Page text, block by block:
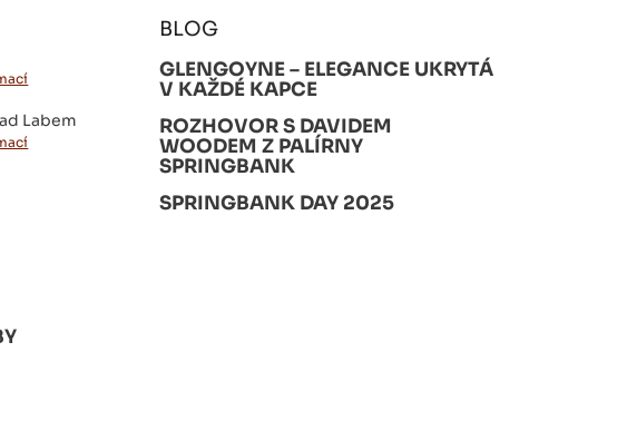
Labem
BLOG
GLENGOYNE – ELEGANCE UKRYTÁ
V KAŽDÉ KAPCE
ROZHOVOR S DAVIDEM
WOODEM Z PALÍRNY
SPRINGBANK
SPRINGBANK DAY 2025